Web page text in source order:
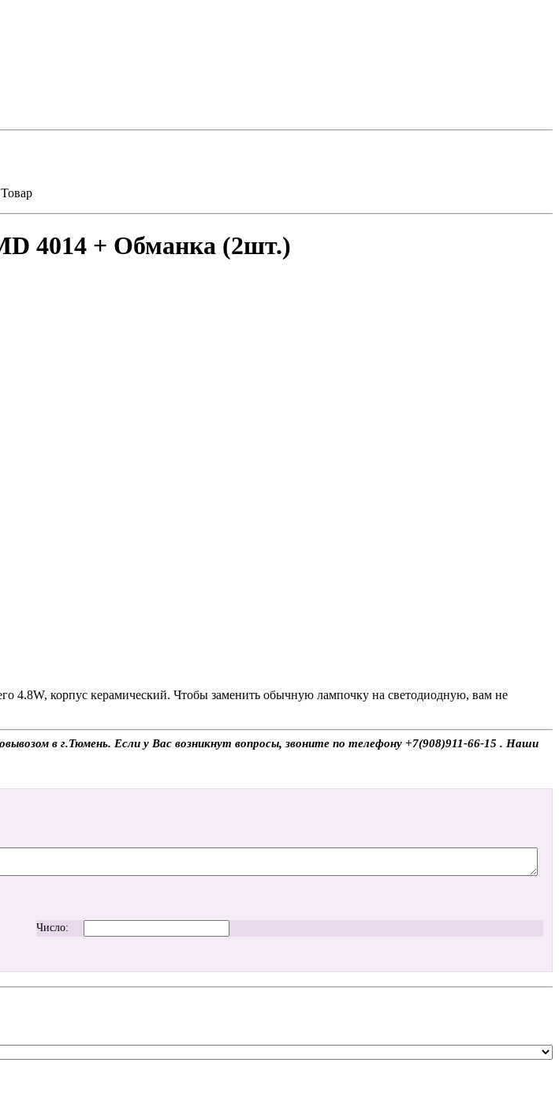
4014 + Обманка (2шт.)
4.8W, корпус керамический. Чтобы заменить обычную лампочку на светодиодную, вам не
в г.Тюмень. Если у Вас возникнут вопросы, звоните по телефону +7(908)911-66-15 . Наши
Число: